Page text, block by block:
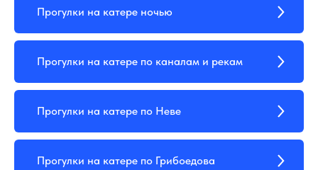
Прогулки на катере ночью
Прогулки на катере по каналам и рекам
Прогулки на катере по Неве
Прогулки на катере по Грибоедова